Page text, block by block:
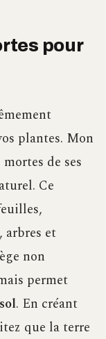
pour
plantes. Mon
de ses
Ce
arbres et
non
permet
. En créant
que la terre